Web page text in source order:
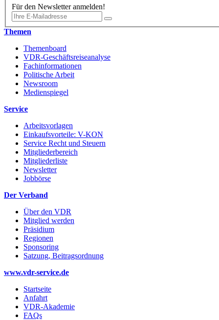
Für den Newsletter anmelden!
Themen
Themenboard
VDR-Geschäftsreiseanalyse
Fachinformationen
Politische Arbeit
Newsroom
Medienspiegel
Service
Arbeitsvorlagen
Einkaufsvorteile: V-KON
Service Recht und Steuern
Mitgliederbereich
Mitgliederliste
Newsletter
Jobbörse
Der Verband
Über den VDR
Mitglied werden
Präsidium
Regionen
Sponsoring
Satzung, Beitragsordnung
www.vdr-service.de
Startseite
Anfahrt
VDR-Akademie
FAQs